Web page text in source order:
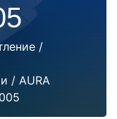
/
/ AURA